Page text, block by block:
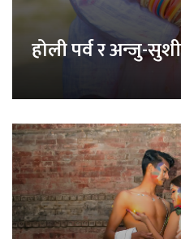
होली पर्व र अन्जु-